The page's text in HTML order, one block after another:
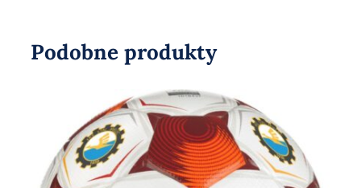
Podobne produkty